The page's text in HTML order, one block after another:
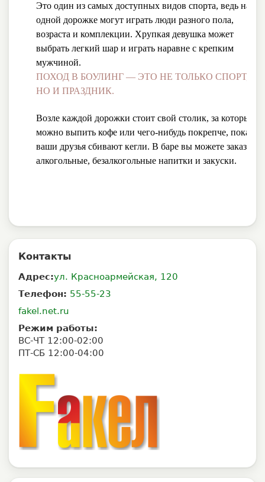
Это один из самых доступных видов спорта, ведь на
одной дорожке могут играть люди разного пола,
возраста и комплекции. Хрупкая девушка может
выбрать легкий шар и играть наравне с крепким
мужчиной.
ПОХОД В БОУЛИНГ — ЭТО НЕ ТОЛЬКО СПОРТ,
НО И ПРАЗДНИК.
Возле каждой дорожки стоит свой столик, за которым
можно выпить кофе или чего-нибудь покрепче, пока
ваши друзья сбивают кегли. В баре вы можете заказать
алкогольные, безалкогольные напитки и закуски.
Контакты
Адрес:ул. Красноармейская, 120
Телефон: 55-55-23
fakel.net.ru
Режим работы:
ВС-ЧТ 12:00-02:00
ПТ-СБ 12:00-04:00